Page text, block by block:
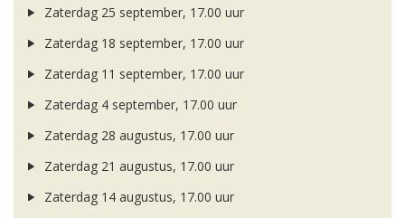
Zaterdag 25 september, 17.00 uur
Zaterdag 18 september, 17.00 uur
Zaterdag 11 september, 17.00 uur
Zaterdag 4 september, 17.00 uur
Zaterdag 28 augustus, 17.00 uur
Zaterdag 21 augustus, 17.00 uur
Zaterdag 14 augustus, 17.00 uur